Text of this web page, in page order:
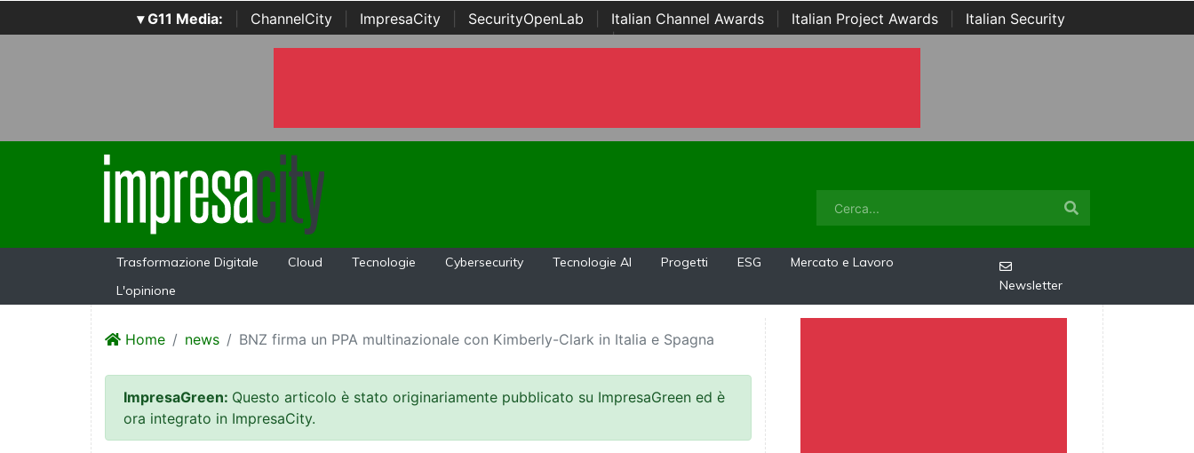
▾ G11 Media: ChannelCity ImpresaCity SecurityOpenLab Italian Channel Awards Italian Project Awards
Italian Security
Awards | ...
Trasformazione Digitale Cloud Tecnologie Cybersecurity Tecnologie AI Progetti ESG
Mercato e Lavoro
L'opinione
Newsletter
Home news BNZ firma un PPA multinazionale con Kimberly-Clark in Italia e Spagna
ImpresaGreen: Questo articolo è stato originariamente pubblicato su ImpresaGreen ed è
ora integrato in ImpresaCity.